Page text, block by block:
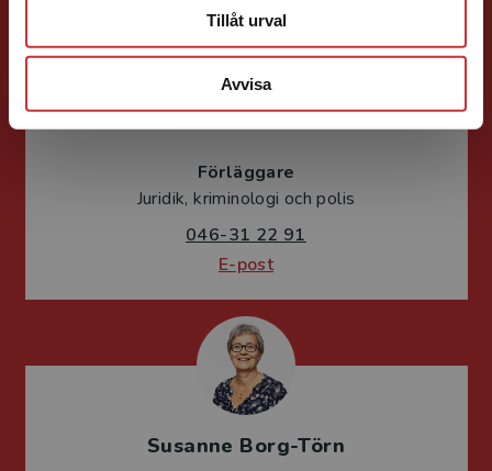
Tillåt urval
Avvisa
Mareike Persson
Förläggare
Juridik, kriminologi och polis
046-31 22 91
E-post
Susanne Borg-Törn